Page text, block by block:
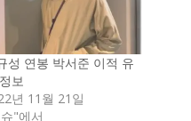
성 연봉 박서준 이적 유
보
년 11월 21일
"에서